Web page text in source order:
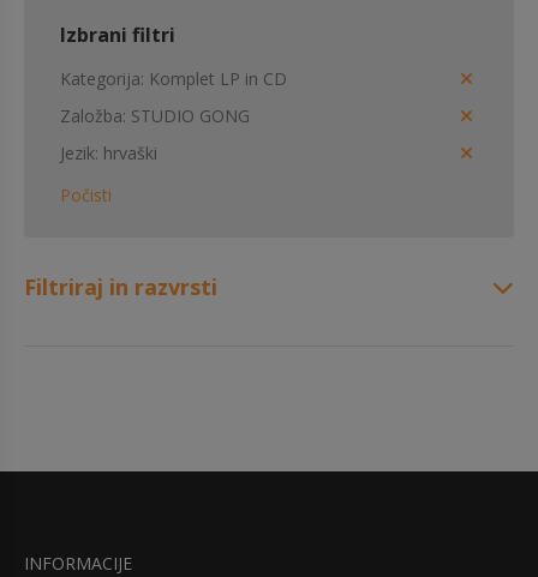
Izbrani filtri
Kategorija Komplet LP in CD
Založba STUDIO GONG
Jezik hrvaški
Počisti
Filtriraj in razvrsti
INFORMACIJE